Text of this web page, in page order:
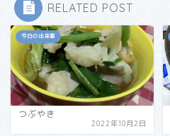
RELATED POST
今日の出来事
つぶやき
2022年10月2日